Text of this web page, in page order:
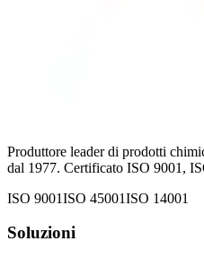
Produttore leader di prodotti
dal 1977. Certificato ISO 9001,
ISO 9001ISO 45001ISO 14001
Soluzioni